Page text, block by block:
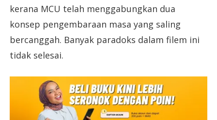
kerana MCU telah menggabungkan dua
konsep pengembaraan masa yang saling
bercanggah. Banyak paradoks dalam filem ini
tidak selesai.